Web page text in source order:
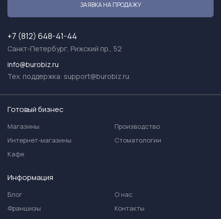
ЗАЯВКА НА ПРОДАЖУ
+7 (812) 648-41-44
Санкт-Петербург, Рижский пр., 52
info@burobiz.ru
Тех. поддержка: support@burobiz.ru
Готовый бизнес
Магазины
Интернет-магазины
Кафе
Производство
Стоматологии
Информация
Блог
Франшизы
О нас
Контакты